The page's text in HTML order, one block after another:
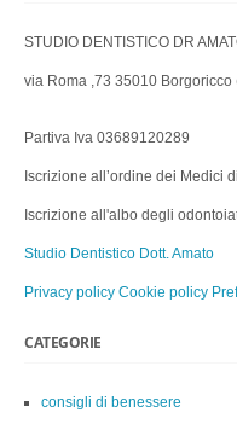
STUDIO DENTISTICO DR
via Roma ,73 35010 Borgoricco
Partiva Iva 03689120289
Iscrizione all’ordine dei Medici
Iscrizione all'albo degli
Studio Dentistico Dott. Amato
Privacy policy Cookie policy
CATEGORIE
consigli di benessere